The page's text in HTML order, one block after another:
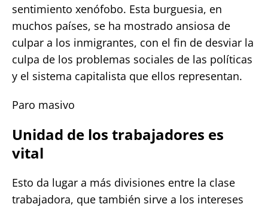
sentimiento xenófobo. Esta burguesia, en
muchos países, se ha mostrado ansiosa de
culpar a los inmigrantes, con el fin de desviar la
culpa de los problemas sociales de las políticas
y el sistema capitalista que ellos representan.
Paro masivo
Unidad de los trabajadores es
vital
Esto da lugar a más divisiones entre la clase
trabajadora, que también sirve a los intereses